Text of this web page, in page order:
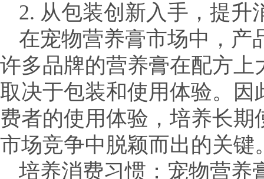
2. 从包装创新入手，提升
在宠物营养膏市场中，产
许多品牌的营养膏在配方
取决于包装和使用体验。
费者的使用体验，培养长
市场竞争中脱颖而出的关键
培养消费习惯：宠物营养